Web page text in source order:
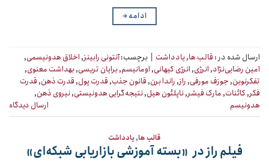
ادامه→
ارسال شده در : قالب ها,یادداشت | برچسب:آنتونی رابینز, اخلاق هدونیسمی,
امین رضایی‌نژاد, انرژی, انرژی کیهانی, اومانیسم,برایان تریسی,بهداشت معنوی,
تفکرنوین, جوزف مورفی, راز, راندا برن, قانون جذب, قدرت پول, قدرت ذهن, قدرت
فکر, کائنات, مارک فیشر,ناپلئون هیل,نتیجه‌گرایی هدونیستی,نیروی ذهن,
هدونیسم
ارسال دیدگاه
قالب ها,یادداشت
فیلم راز در «بسته آموزشی بازاریابی شبکه‌ای»